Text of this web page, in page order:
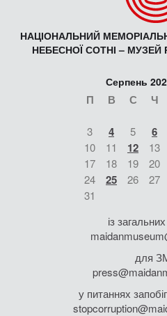
НАЦІОНАЛЬНИЙ
НЕБЕСНОЇ СОТНІ – МУЗЕЙ
Серпень
П В С Ч
3 4 5 6
10
11 12 13
17
18 19 20
24
25 26 27
31
із
для
у питаннях